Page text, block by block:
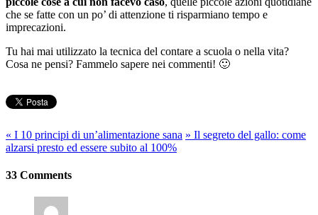
che se fatte con un po’ di attenzione ti risparmiano tempo e
imprecazioni.
Tu hai mai utilizzato la tecnica del contare a scuola o nella vita?
Cosa ne pensi? Fammelo sapere nei commenti! 🙂
« I 10 principi di un’alimentazione sana » Il segreto del gallo: come
alzarsi presto ed essere subito al 100%
33 Comments